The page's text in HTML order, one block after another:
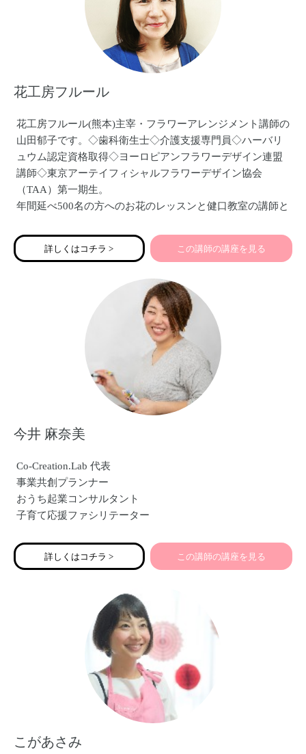
花工房フルール
花工房フルール(熊本)主宰・フラワーアレンジメント講師の
山田郁子です。◇歯科衛生士◇介護支援専門員◇ハーバリ
ュウム認定資格取得◇ヨーロピアンフラワーデザイン連盟
講師◇東京アーテイフィシャルフラワーデザイン協会
（TAA）第一期生。
年間延べ500名の方へのお花のレッスンと健口教室の講師と
空間作り、暮らしを彩る様々なフラワーアレンジメント作
品をご提供しています。健口教室では、笑顔・アンチエイ
いをまじえながら楽しくレッスンさせて頂いています。ど
うぞよろしくお願いいたします。
詳しくはコチラ > この講師の講座を見る
今井 麻奈美
Co-Creation.Lab 代表
事業共創プランナー
おうち起業コンサルタント
子育て応援ファシリテーター
詳しくはコチラ > この講師の講座を見る
こがあさみ